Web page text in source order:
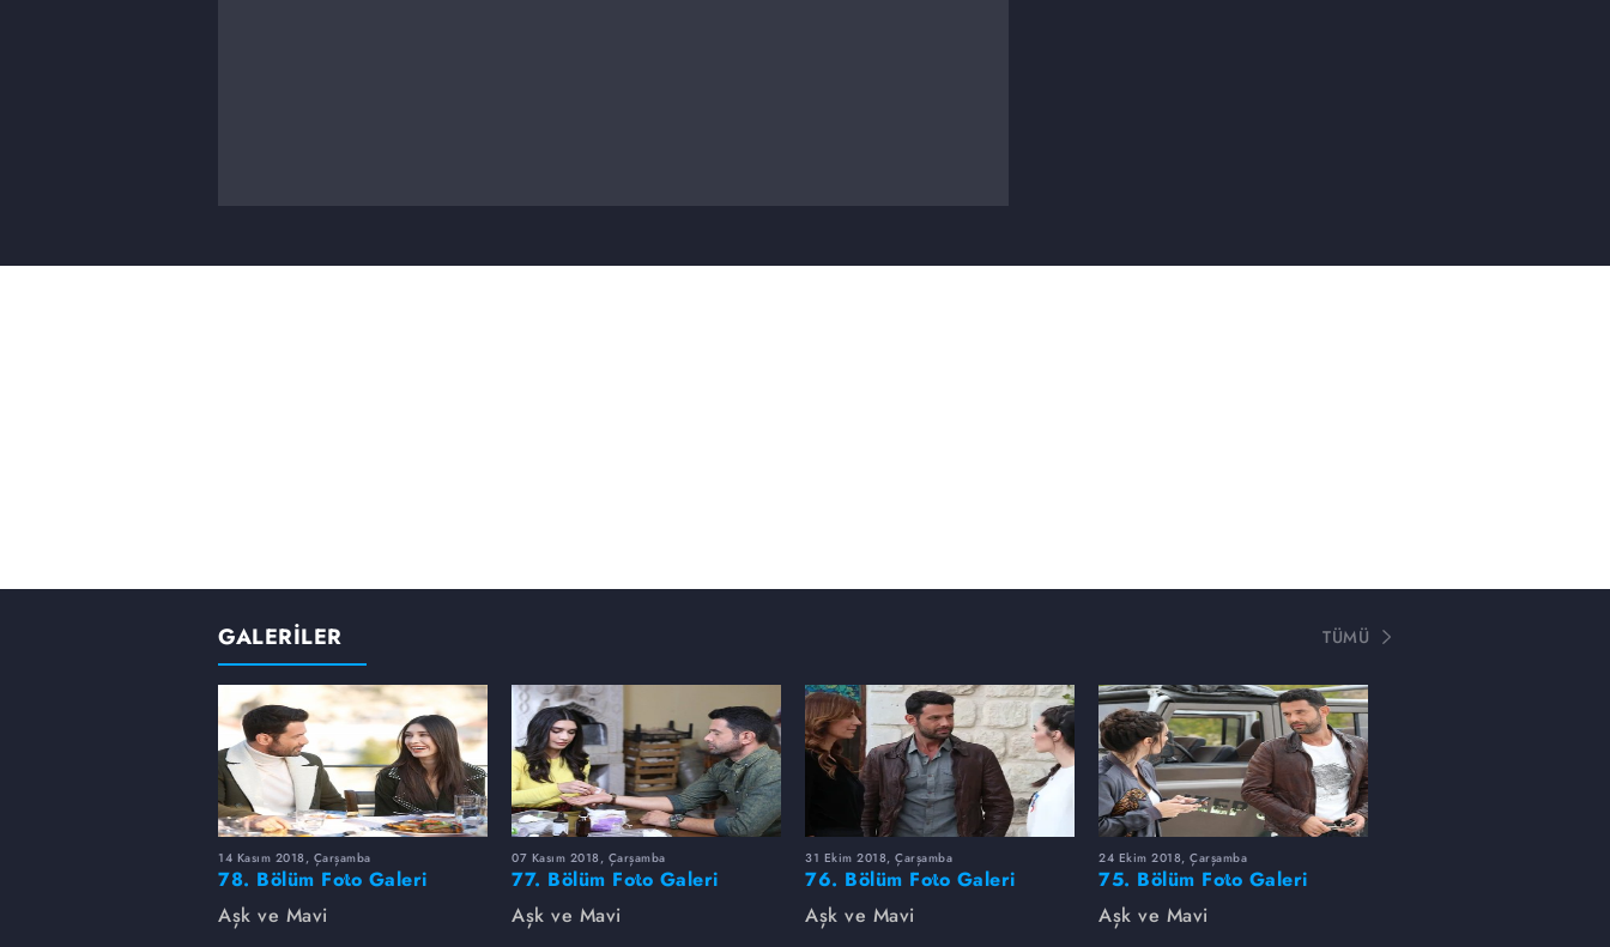
GALERİLER TÜMÜ
14 Kasım 2018, Çarşamba
78. Bölüm Foto Galeri
Aşk ve Mavi
07 Kasım 2018, Çarşamba
77. Bölüm Foto Galeri
Aşk ve Mavi
31 Ekim 2018, Çarşamba
76. Bölüm Foto Galeri
Aşk ve Mavi
24 Ekim 2018, Çarşamba
75. Bölüm Foto Galeri
Aşk ve Mavi